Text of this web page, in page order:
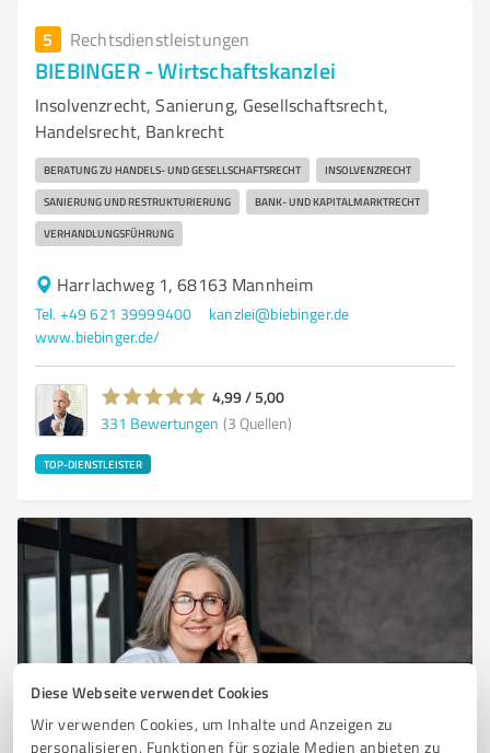
Diese Webseite verwendet Cookies
Wir verwenden Cookies, um Inhalte und Anzeigen zu
personalisieren, Funktionen für soziale Medien anbieten zu
5 Rechtsdienstleistungen
BIEBINGER - Wirtschaftskanzlei
Insolvenzrecht, Sanierung, Gesellschaftsrecht,
Handelsrecht, Bankrecht
BERATUNG ZU HANDELS- UND GESELLSCHAFTSRECHT INSOLVENZRECHT
SANIERUNG UND RESTRUKTURIERUNG BANK- UND KAPITALMARKTRECHT
VERHANDLUNGSFÜHRUNG
Harrlachweg 1, 68163 Mannheim
Tel. +49 621 39999400
kanzlei@biebinger.de
www.biebinger.de/
4,99 / 5,00
331 Bewertungen (3 Quellen)
TOP-DIENSTLEISTER
Sie möchten auch hier gelistet werden?